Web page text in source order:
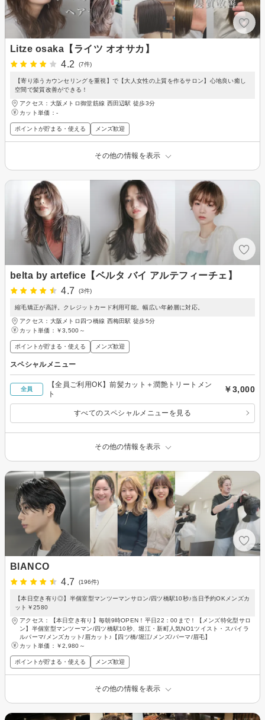
Litze osaka【ライツ オオサカ】
4.2
(7件)
【寄り添うカウンセリングを重視】で【大人女性の上質を作るサロン】心地良い癒し
空間で髪質改善ができる！
アクセス：大阪メトロ御堂筋線 西田辺駅 徒歩3分
カット単価： -
ポイントが貯まる・使える メンズ歓迎
その他の情報を表示
belta by artefice【ベルタ バイ アルテフィーチェ】
4.7
(3件)
縮毛矯正が高評。クレジットカード利用可能。幅広い年齢層に対応。
アクセス：大阪メトロ四つ橋線 西梅田駅 徒歩5分
カット単価： ￥3,500～
ポイントが貯まる・使える メンズ歓迎
スペシャルメニュー
全員
【全員ご利用OK】前髪カット＋潤艶トリートメン
ト
￥3,000
すべてのスペシャルメニューを見る
その他の情報を表示
BlANCO
4.7
(196件)
【本日空き有り◎】半個室型マンツーマンサロン/四ツ橋駅10秒♪当日予約OKメンズカ
ット￥2580
アクセス：【本日空き有り】毎朝9時OPEN！平日22：00まで！【メンズ特化型サロ
ン】半個室型マンツーマン/四ツ橋駅10秒、堀江・新町人気NO1ツイスト・スパイラ
ルパーマ/メンズカット/眉カット♪【四ツ橋/堀江/メンズ/パーマ/眉毛】
カット単価： ￥2,980～
ポイントが貯まる・使える メンズ歓迎
その他の情報を表示